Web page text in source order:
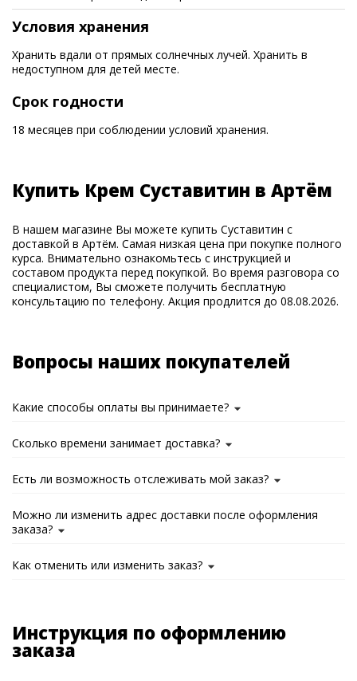
Условия хранения
Хранить вдали от прямых солнечных лучей. Хранить в
недоступном для детей месте.
Срок годности
18 месяцев при соблюдении условий хранения.
Купить Крем Суставитин в Артём
В нашем магазине Вы можете купить Суставитин с
доставкой в Артём. Самая низкая цена при покупке полного
курса. Внимательно ознакомьтесь с инструкцией и
составом продукта перед покупкой. Во время разговора со
специалистом, Вы сможете получить бесплатную
консультацию по телефону. Акция продлится до 08.08.2026.
Вопросы наших покупателей
Какие способы оплаты вы принимаете?
Сколько времени занимает доставка?
Есть ли возможность отслеживать мой заказ?
Можно ли изменить адрес доставки после оформления
заказа?
Как отменить или изменить заказ?
Инструкция по оформлению
заказа